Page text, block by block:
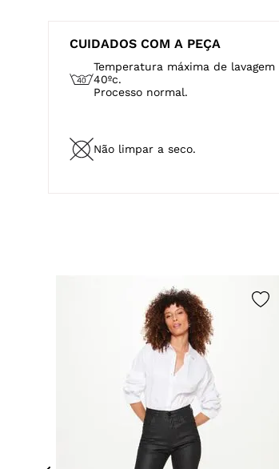
CUIDADOS COM A PEÇA
Temperatura máxima de lavagem
40ºc.
Processo normal.
Não limpar a seco.